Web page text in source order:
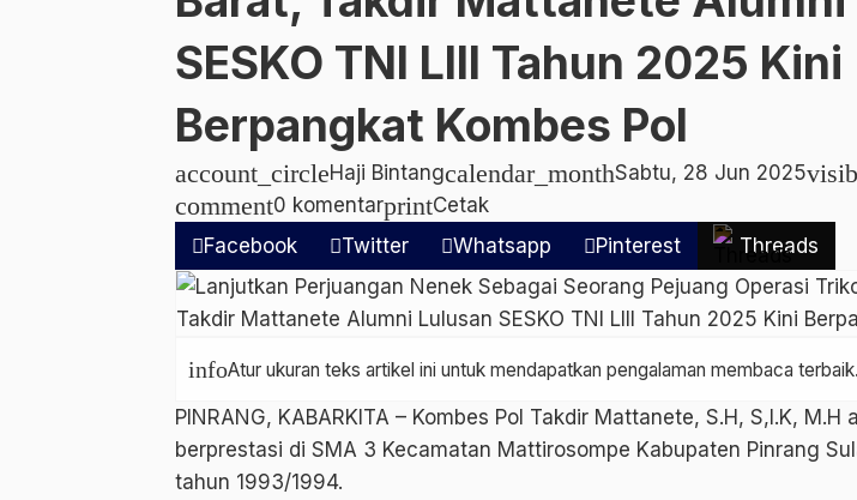
SESKO TNI LIII Tahun 2025 Kini
Berpangkat Kombes Pol
account_circleHaji Bintangcalendar_monthSabtu, 28 Jun 2025
comment0 komentarprintCetak
Facebook
Twitter Whatsapp Pinterest Threads
infoAtur ukuran teks artikel ini untuk mendapatkan pengalaman membaca terbaik.
PINRANG, KABARKITA – Kombes Pol Takdir Mattanete, S.H, S,I.K, M.H
berprestasi di SMA 3 Kecamatan Mattirosompe Kabupaten Pinrang
tahun 1993/1994.